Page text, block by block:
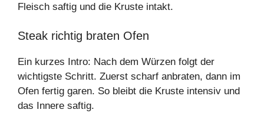
Fleisch saftig und die Kruste intakt.
Steak richtig braten Ofen
Ein kurzes Intro: Nach dem Würzen folgt der
wichtigste Schritt. Zuerst scharf anbraten, dann im
Ofen fertig garen. So bleibt die Kruste intensiv und
das Innere saftig.